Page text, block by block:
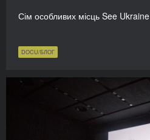
Сім особливих місць See Ukraine
DOCU/БЛОГ